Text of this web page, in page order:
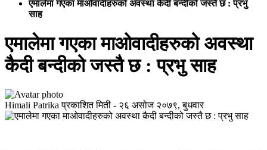
एमालेमा गएका माओवादीहरुको अवस्था कैदी बन्दीको जस्तै छ : प्रभु
साह
एमालेमा गएका माओवादीहरुको अवस्था
कैदी बन्दीको जस्तै छ : प्रभु साह
Himali Patrika प्रकाशित मिती - २६ असोज २०७९, बुधवार